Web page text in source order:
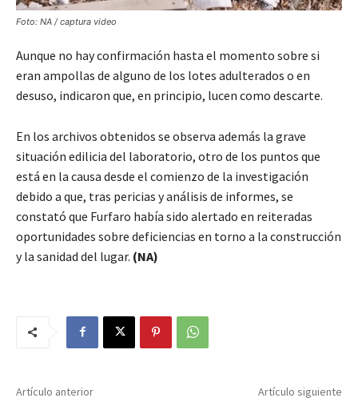
Foto: NA / captura video
Aunque no hay confirmación hasta el momento sobre si
eran ampollas de alguno de los lotes adulterados o en
desuso, indicaron que, en principio, lucen como descarte.
En los archivos obtenidos se observa además la grave
situación edilicia del laboratorio, otro de los puntos que
está en la causa desde el comienzo de la investigación
debido a que, tras pericias y análisis de informes, se
constató que Furfaro había sido alertado en reiteradas
oportunidades sobre deficiencias en torno a la construcción
y la sanidad del lugar. (NA)
Artículo anterior Artículo siguiente